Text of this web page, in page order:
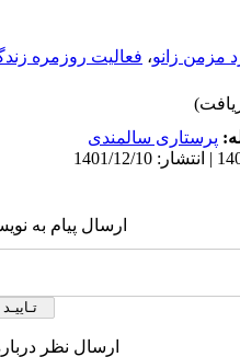
مزمن زانو، فعالیت روزمره
پرستاری سالمندی
ارسال پیام به
ارسال نظر